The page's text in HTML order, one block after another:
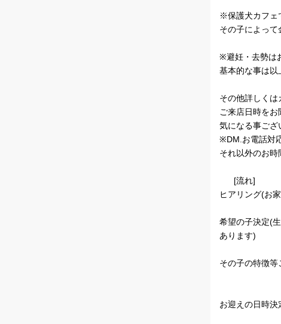
※保護犬カフェ
その子によって
※避妊・去勢は
基本的な事は以
その他詳しくは
ご来店日時をお
気になる事ござ
※DM.お電話対
それ以外のお
[流れ]
ヒアリング(お
希望の子決定(
あります)
その子の特徴
お迎えの日時